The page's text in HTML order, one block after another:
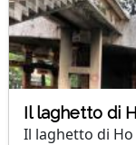
Il laghetto di
Il laghetto di Ho